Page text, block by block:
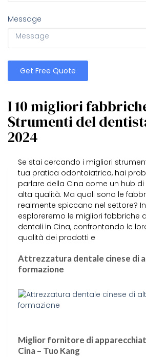
Message
Get Free Quote
I 10 migliori
Strumenti del
2024
Se stai cercando i migliori
tua pratica odontoiatrica, hai
parlare della Cina come un hub
alta qualità. Ma quali sono le
realmente spiccano nel settore?
esploreremo le migliori fabbriche
dentali in Cina, confrontando le
qualità dei prodotti e
Attrezzatura dentale cinese di
formazione
Miglior fornitore di
Cina – Tuo Kang